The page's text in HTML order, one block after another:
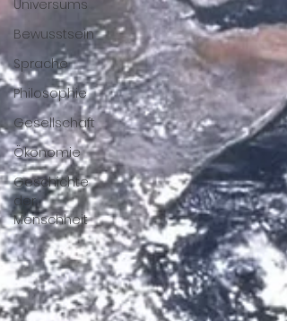
Universums
Bewusstsein
Sprache
Philosophie
Gesellschaft
Ökonomie
Geschichte
der
Menschheit